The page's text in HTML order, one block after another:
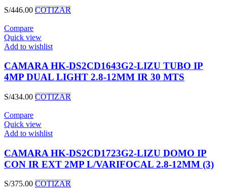
S/446.00 COTIZAR
Compare
Quick view
Add to wishlist
CAMARA HK-DS2CD1643G2-LIZU TUBO IP
4MP DUAL LIGHT 2.8-12MM IR 30 MTS
S/434.00 COTIZAR
Compare
Quick view
Add to wishlist
CAMARA HK-DS2CD1723G2-LIZU DOMO IP
CON IR EXT 2MP L/VARIFOCAL 2.8-12MM (3)
S/375.00 COTIZAR